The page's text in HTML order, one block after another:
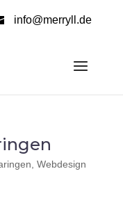
info@merryll.de
Webdesign